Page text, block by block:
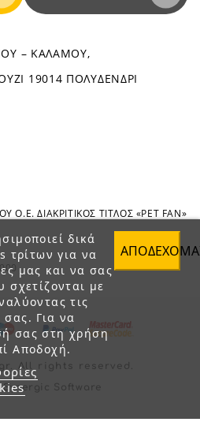
δικά
τρίτων για να
μας και να σας
σχετίζονται με
τις
σας. Για να
σας στη χρήση
Αποδοχή.
– ΚΑΛΑΜΟΥ,
19014 ΠΟΛΥΔΕΝΔΡΙ
Ο.Ε. ΔΙΑΚΡΙΤΙΚΟΣ ΤΙΤΛΟΣ «PET FAN»
All rights reserved.
Software